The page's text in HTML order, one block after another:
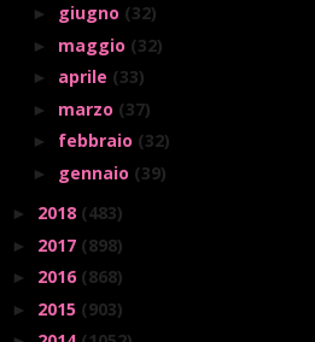
► giugno (32)
► maggio (32)
► aprile (33)
► marzo (37)
► febbraio (32)
► gennaio (39)
► 2018 (483)
► 2017 (898)
► 2016 (868)
► 2015 (903)